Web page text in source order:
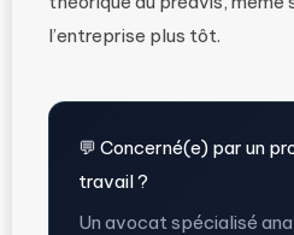
l’entreprise plus tôt.
💬 Concerné(e) par un
travail ?
Un avocat spécialisé